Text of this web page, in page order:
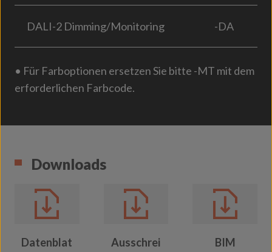
DALI-2 Dimming/Monitoring -DA
• Für Farboptionen ersetzen Sie bitte -MT mit dem
erforderlichen Farbcode.
Downloads
Datenblat
Ausschrei
BIM